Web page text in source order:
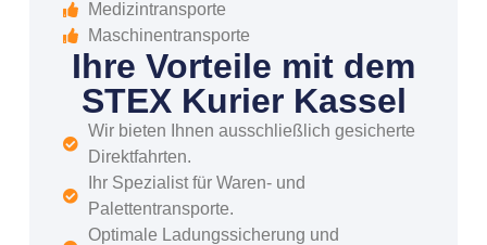
Medizintransporte
Maschinentransporte
Ihre Vorteile mit dem
STEX Kurier Kassel
Wir bieten Ihnen ausschließlich gesicherte
Direktfahrten.
Ihr Spezialist für Waren- und
Palettentransporte.
Optimale Ladungssicherung und